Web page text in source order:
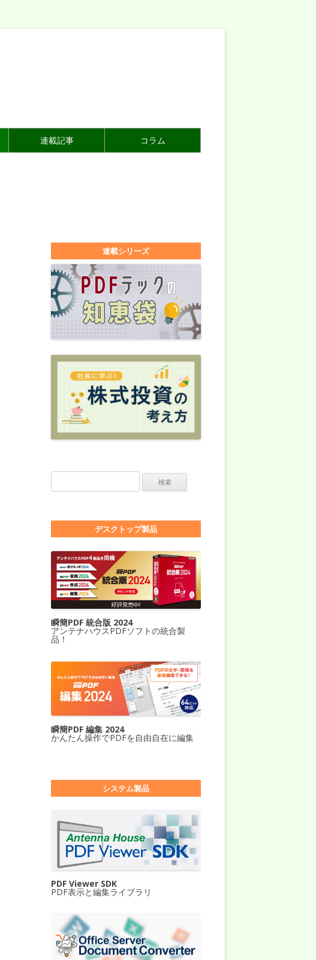
連載記事 コラム
連載シリーズ
デスクトップ製品
瞬簡PDF 統合版 2024
アンテナハウスPDFソフトの統合製
品！
瞬簡PDF 編集 2024
かんたん操作でPDFを自由自在に編集
システム製品
PDF Viewer SDK
PDF表示と編集ライブラリ